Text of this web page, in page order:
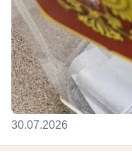
30.07.2026